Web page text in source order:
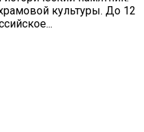
культуры. До 12